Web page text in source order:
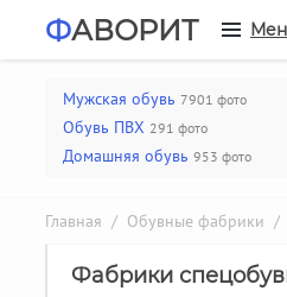
ФАВОРИТ
Мужская обувь 7901 фото
Обувь ПВХ 291 фото
Домашняя обувь 953 фото
Главная / Обувные фабрики /
Фабрики